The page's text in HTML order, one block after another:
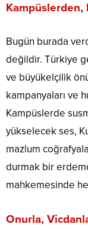
Kampüslerden,
Bugün burada
değildir. Türkiye
ve büyükelçilik
kampanyaları ve
Kampüslerde
yükselecek ses,
mazlum
durmak bir
mahkemesinde
Onurla,